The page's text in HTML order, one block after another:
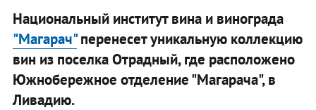
Национальный институт вина и винограда
"Магарач"перенесет уникальную коллекцию
вин из поселка Отрадный, где расположено
Южнобережное отделение "Магарача", в
Ливадию.